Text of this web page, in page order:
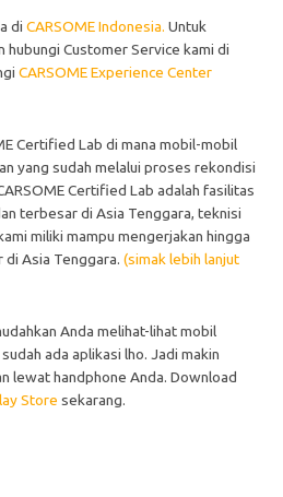
di CARSOMEIndonesia. Untuk
hubungi Customer Service kami di
CARSOME Experience Center
Certified Lab di mana mobil-mobil
yang sudah melalui proses rekondisi
Certified Lab adalah fasilitas
terbesar di Asia Tenggara, teknisi
miliki mampu mengerjakan hingga
Asia Tenggara. (simak lebih lanjut
Anda melihat-lihat mobil
ada aplikasi lho. Jadi makin
lewat handphone Anda. Download
Store sekarang.